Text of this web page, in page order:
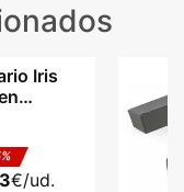
Iris
€/ud.